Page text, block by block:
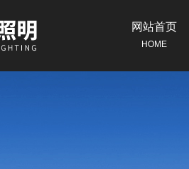
网站首页
HOME